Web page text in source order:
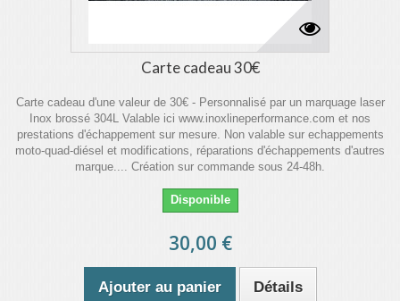
Carte cadeau 30€
Carte cadeau d'une valeur de 30€ - Personnalisé par un marquage laser
Inox brossé 304L Valable ici www.inoxlineperformance.com et nos
prestations d'échappement sur mesure. Non valable sur echappements
moto-quad-diésel et modifications, réparations d'échappements d'autres
marque.... Création sur commande sous 24-48h.
Disponible
30,00 €
Ajouter au panier Détails